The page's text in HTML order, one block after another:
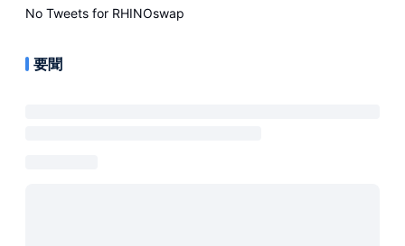
No Tweets for RHINOswap
要聞